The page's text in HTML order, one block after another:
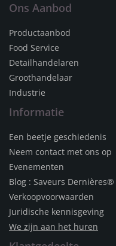
Ons Aanbod
Productaanbod
Food Service
Detailhandelaren
Groothandelaar
Industrie
Informatie
Een beetje geschiedenis
Neem contact met ons op
Evenementen
Blog : Saveurs Dernières®
Verkoopvoorwaarden
Juridische kennisgeving
We zijn aan het huren